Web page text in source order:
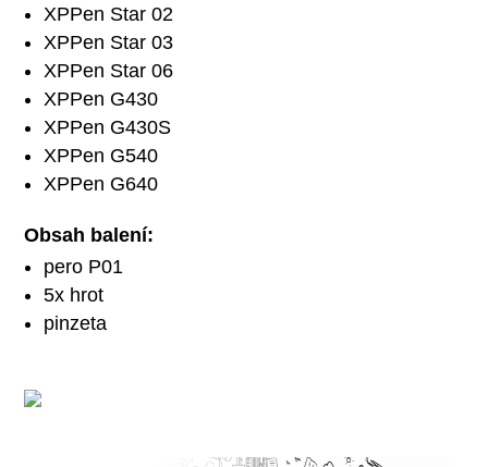
XPPen Star 02
XPPen Star 03
XPPen Star 06
XPPen G430
XPPen G430S
XPPen G540
XPPen G640
Obsah balení:
pero P01
5x hrot
pinzeta